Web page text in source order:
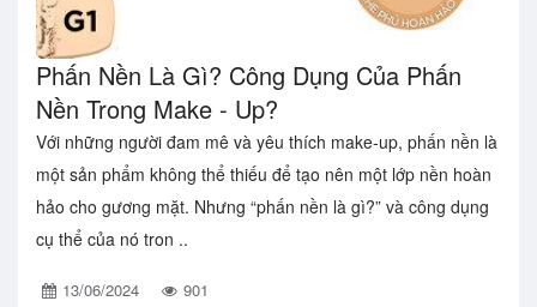
Phấn Nền Là Gì? Công Dụng Của Phấn
Nền Trong Make - Up?
Với những người đam mê và yêu thích make-up, phấn nền là
một sản phẩm không thể thiếu để tạo nên một lớp nền hoàn
hảo cho gương mặt. Nhưng “phấn nền là gì?” và công dụng
cụ thể của nó tron ..
13/06/2024 901